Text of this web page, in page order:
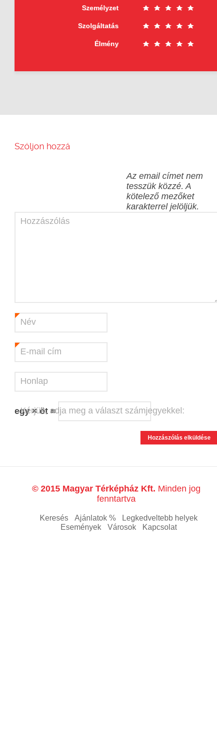
Személyzet
Szolgáltatás
Élmény
Szóljon hozzá
Az email címet nem
tesszük közzé. A
kötelező mezőket
karakterrel jelöljük.
Hozzászólás
Név
E-mail cím
Honlap
Kérjük, adja meg a választ számjegyekkel:
egy × öt =
© 2015 Magyar Térképház Kft. Minden jog
fenntartva
Keresés Ajánlatok %
Legkedveltebb helyek
Események
Városok Kapcsolat